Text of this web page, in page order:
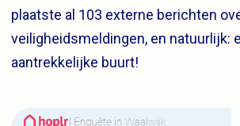
plaatste al 103 externe berichten
veiligheidsmeldingen, en natuurlijk:
aantrekkelijke buurt!